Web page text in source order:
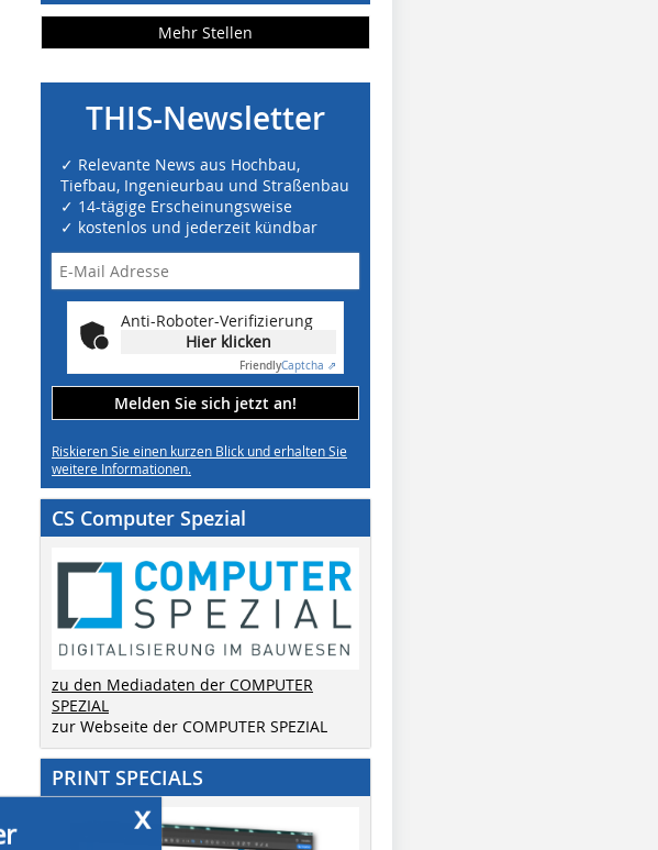
x
Mehr Stellen
THIS-Newsletter
✓ Relevante News aus Hochbau,
Tiefbau, Ingenieurbau und Straßenbau
✓ 14-tägige Erscheinungsweise
✓ kostenlos und jederzeit kündbar
Anti-Roboter-Verifizierung
Hier klicken
FriendlyCaptcha ⇗
Melden Sie sich jetzt an!
Riskieren Sie einen kurzen Blick und erhalten Sie
weitere Informationen.
CS Computer Spezial
zu den Mediadaten der COMPUTER
SPEZIAL
zur Webseite der COMPUTER SPEZIAL
PRINT SPECIALS